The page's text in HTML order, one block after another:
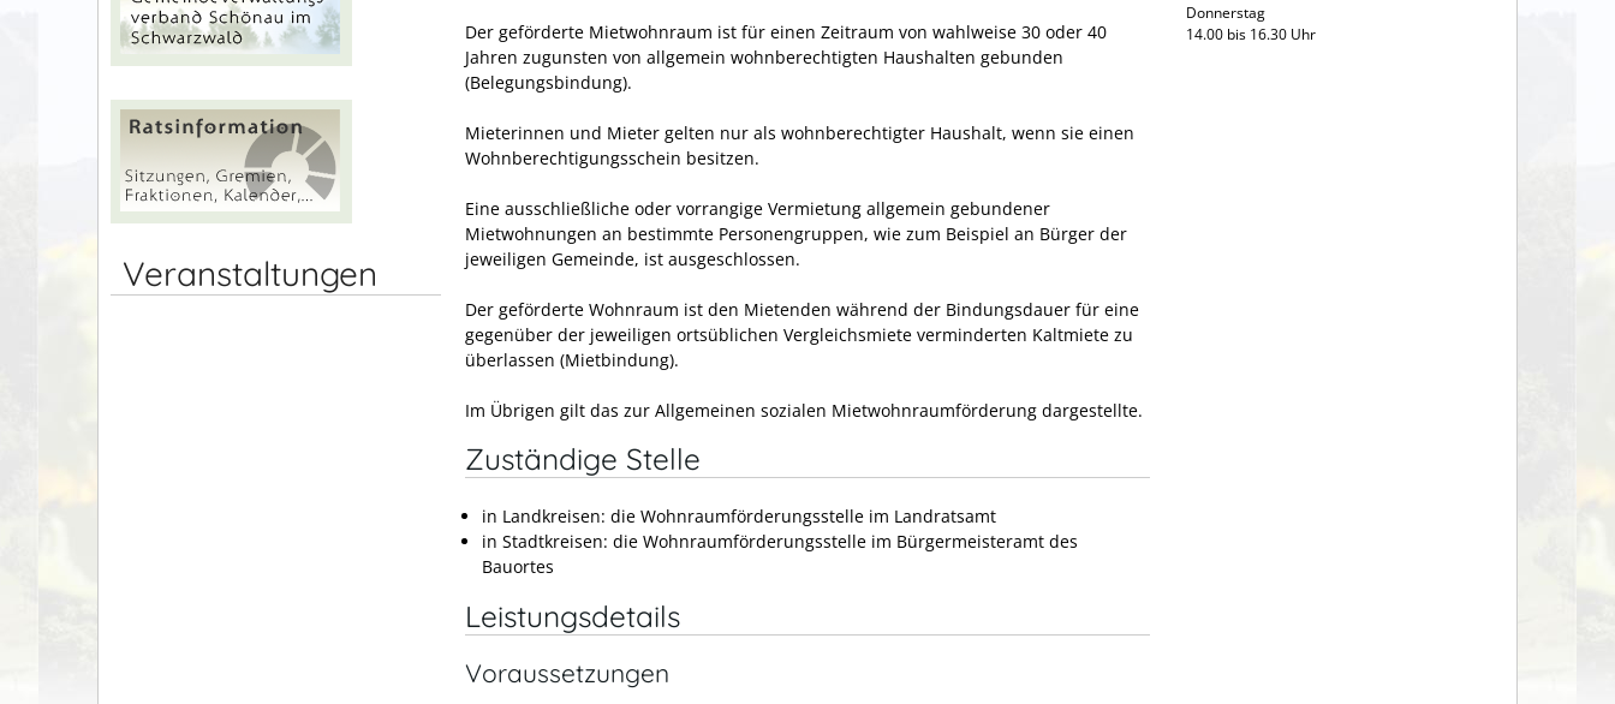
Veranstaltungen
Der geförderte Mietwohnraum ist für einen Zeitraum von wahlweise 30 oder 40
Jahren zugunsten von allgemein wohnberechtigten Haushalten gebunden
(Belegungsbindung).
Mieterinnen und Mieter gelten nur als wohnberechtigter Haushalt, wenn sie einen
Wohnberechtigungsschein besitzen.
Eine ausschließliche oder vorrangige Vermietung allgemein gebundener
Mietwohnungen an bestimmte Personengruppen, wie zum Beispiel an Bürger der
jeweiligen Gemeinde, ist ausgeschlossen.
Der geförderte Wohnraum ist den Mietenden während der Bindungsdauer für eine
gegenüber der jeweiligen ortsüblichen Vergleichsmiete verminderten Kaltmiete zu
überlassen (Mietbindung).
Im Übrigen gilt das zur Allgemeinen sozialen Mietwohnraumförderung dargestellte.
Zuständige Stelle
in Landkreisen: die Wohnraumförderungsstelle im Landratsamt
in Stadtkreisen: die Wohnraumförderungsstelle im Bürgermeisteramt des
Bauortes
Leistungsdetails
Voraussetzungen
Donnerstag
14.00 bis 16.30 Uhr